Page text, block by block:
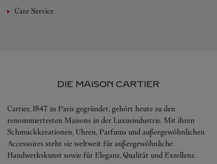
Care Service
DIE MAISON CARTIER
Cartier, 1847 in Paris gegründet, gehört heute zu den
renommiertesten Maisons in der Luxusindustrie. Mit ihren
Schmuckkreationen, Uhren, Parfums und außergewöhnlichen
Accessoires steht sie weltweit für außergewöhnliche
Handwerkskunst sowie für Eleganz, Qualität und Exzellenz.